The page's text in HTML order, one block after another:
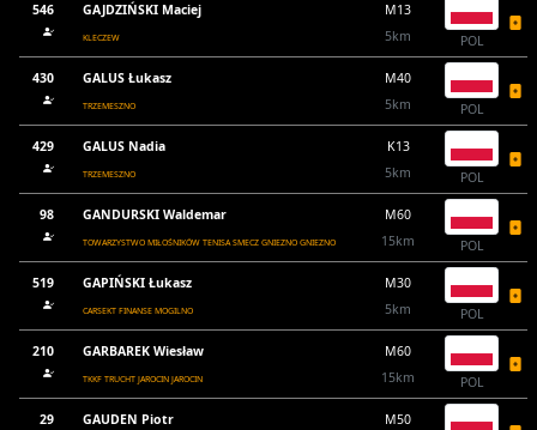
546 GAJDZIŃSKI Maciej
KLECZEW
M13
5km
POL
430 GALUS Łukasz
TRZEMESZNO
M40
5km
POL
429 GALUS Nadia
TRZEMESZNO
K13
5km
POL
98 GANDURSKI Waldemar
TOWARZYSTWO MIŁOŚNIKÓW TENISA SMECZ GNIEZNO GNIEZNO
M60
15km
POL
519 GAPIŃSKI Łukasz
CARSEKT FINANSE MOGILNO
M30
5km
POL
210 GARBAREK Wiesław
TKKF TRUCHT JAROCIN JAROCIN
M60
15km
POL
29 GAUDEN Piotr
M50